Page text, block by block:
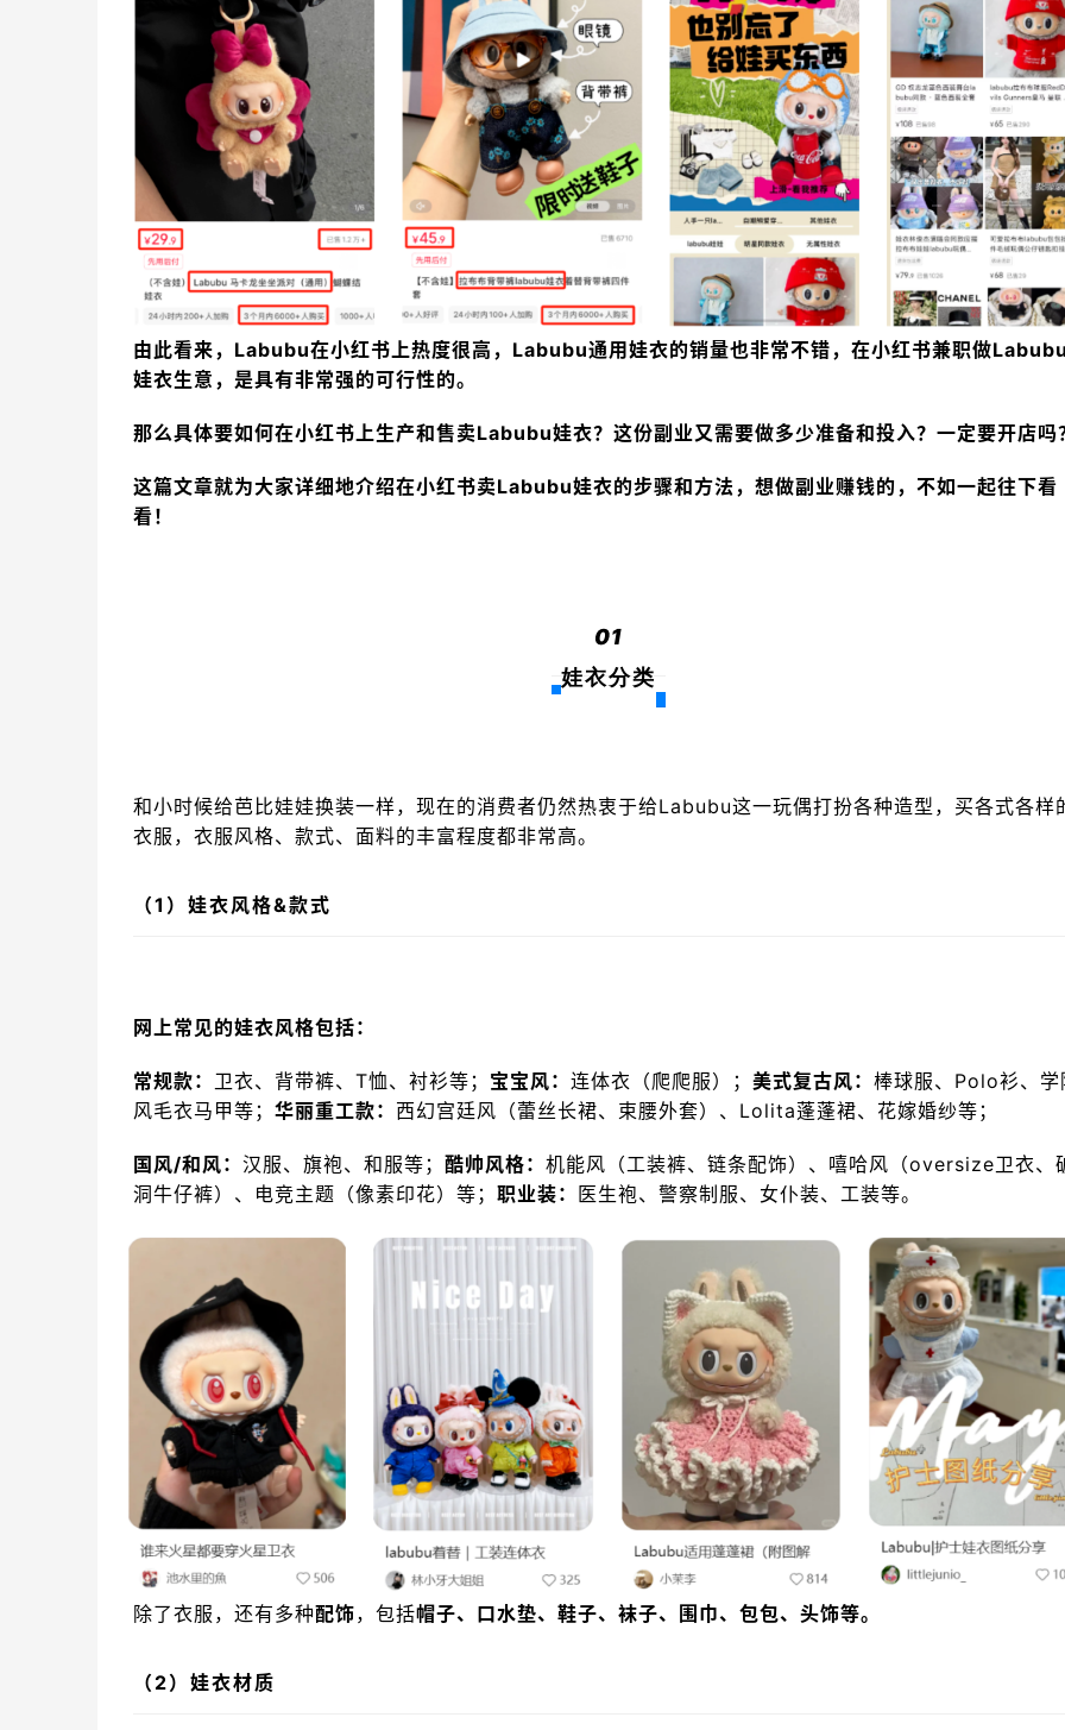
由此看来，Labubu在小红书上热度很高，Labubu通用娃衣的销量也非常不错，在小红书兼职做
娃衣生意，是具有非常强的可行性的。
那么具体要如何在小红书上生产和售卖Labubu娃衣？这份副业又需要做多少准备和投入？一定要开店吗
这篇文章就为大家详细地介绍在小红书卖Labubu娃衣的步骤和方法，想做副业赚钱的，不如一起往下看
看！
01
娃衣分类
和小时候给芭比娃娃换装一样，现在的消费者仍然热衷于给Labubu这一玩偶打扮各种造型，买各式各样
衣服，衣服风格、款式、面料的丰富程度都非常高。
（1）娃衣风格&款式
网上常见的娃衣风格包括：
常规款： 卫衣、背带裤、T恤、衬衫等； 宝宝风： 连体衣（爬爬服）； 美式复古风： 棒球服、Polo衫、学
风毛衣马甲等； 华丽重工款： 西幻宫廷风（蕾丝长裙、束腰外套）、Lolita蓬蓬裙、花嫁婚纱等；
国风/和风： 汉服、旗袍、和服等； 酷帅风格： 机能风（工装裤、链条配饰）、嘻哈风（oversize卫衣、
洞牛仔裤）、电竞主题（像素印花）等； 职业装： 医生袍、警察制服、女仆装、工装等。
除了衣服，还有多种配饰，包括帽子、口水垫、鞋子、袜子、围巾、包包、头饰等。
（2）娃衣材质